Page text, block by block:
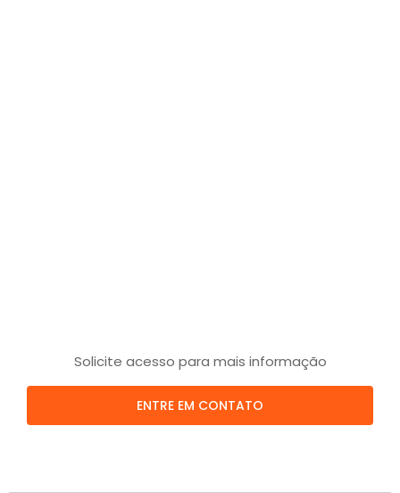
Solicite acesso para mais informação
ENTRE EM CONTATO